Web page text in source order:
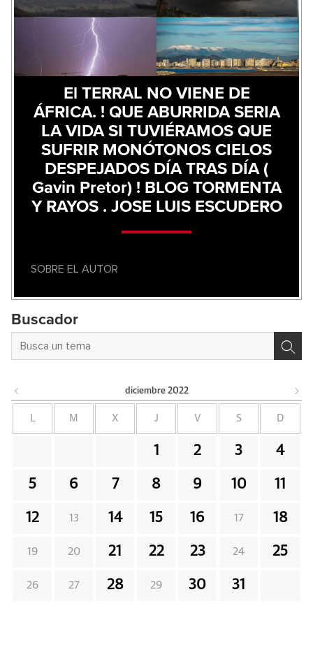
El TERRAL NO VIENE DE
ÁFRICA. ! QUE ABURRIDA SERIA
LA VIDA SI TUVIÉRAMOS QUE
SUFRIR MONÓTONOS CIELOS
DESPEJADOS DÍA TRAS DÍA (
Gavin Pretor) ! BLOG TORMENTA
Y RAYOS . JOSE LUIS ESCUDERO
SOBRE EL AUTOR
Buscador
diciembre 2022
L M X J V S D
1 2 3 4
5 6 7 8 9 10 11
12 13 14 15 16 17 18
19 20 21 22 23 24 25
26 27 28 29 30 31